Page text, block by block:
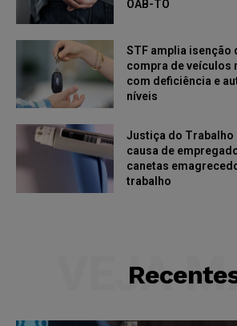
OAB-TO
STF amplia isenção
compra de veículos
com deficiência e
níveis
Justiça do Trabalho
causa de
canetas
trabalho
VEJA